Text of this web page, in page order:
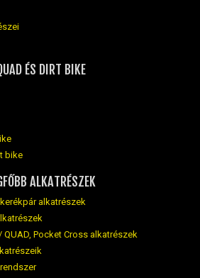
ÉS DIRT BIKE
bike
ALKATRÉSZEK
alkatrészek
QUAD, Pocket Cross alkatrészek